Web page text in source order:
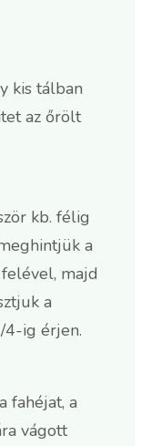
kis tálban
az őrölt
kb. félig
a
majd
a
4-ig érjen.
fahéjat, a
vágott